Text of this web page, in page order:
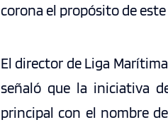
corona el propósito de
El director de Liga
señaló que la iniciativa
principal con el nombre